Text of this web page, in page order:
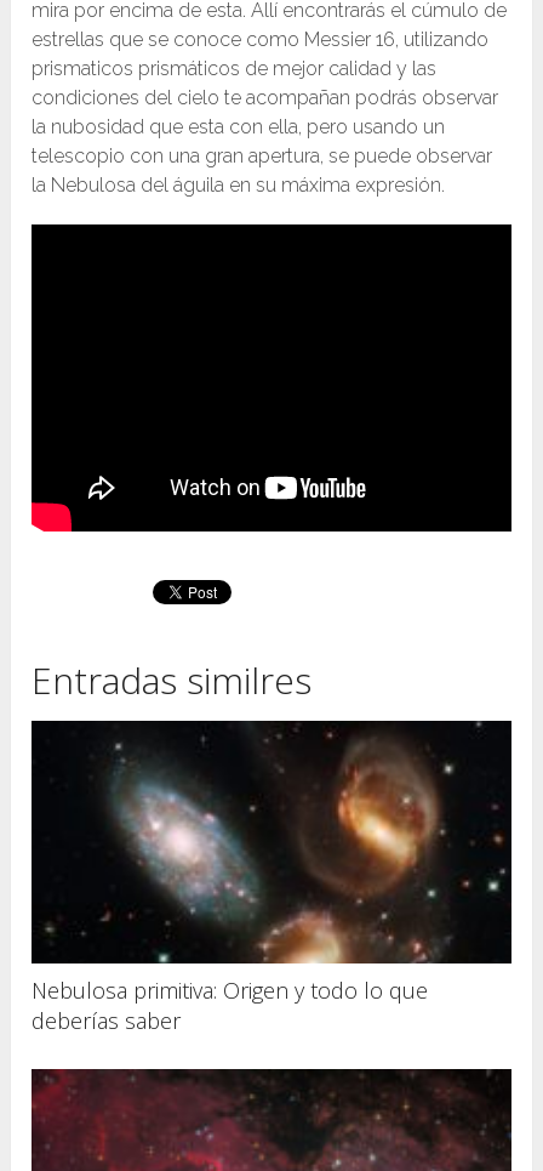
mira por encima de esta. Allí encontrarás el cúmulo de
estrellas que se conoce como Messier 16, utilizando
prismaticos prismáticos de mejor calidad y las
condiciones del cielo te acompañan podrás observar
la nubosidad que esta con ella, pero usando un
telescopio con una gran apertura, se puede observar
la Nebulosa del águila en su máxima expresión.
Entradas similres
Nebulosa primitiva: Origen y todo lo que
deberías saber